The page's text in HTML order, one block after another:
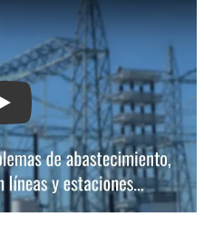
Play: UTE asegura que no hay